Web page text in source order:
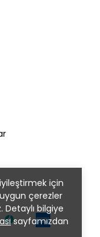
için
çerezler
Detaylı bilgiye
sayfamızdan